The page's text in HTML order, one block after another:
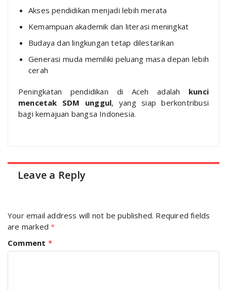
Akses pendidikan menjadi lebih merata
Kemampuan akademik dan literasi meningkat
Budaya dan lingkungan tetap dilestarikan
Generasi muda memiliki peluang masa depan lebih
cerah
Peningkatan pendidikan di Aceh adalah kunci
mencetak SDM unggul, yang siap berkontribusi
bagi kemajuan bangsa Indonesia.
Leave a Reply
Your email address will not be published. Required fields
are marked*
Comment *